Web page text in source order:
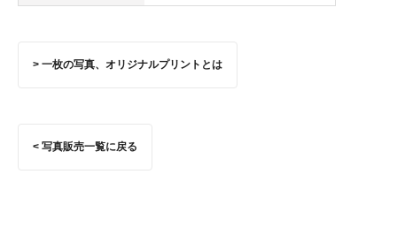
> 一枚の写真、オリジナルプリントとは
< 写真販売一覧に戻る